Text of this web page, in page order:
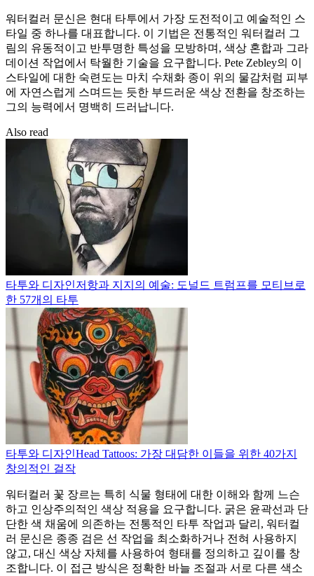
워터컬러 문신은 현대 타투에서 가장 도전적이고 예술적인 스
타일 중 하나를 대표합니다. 이 기법은 전통적인 워터컬러 그
림의 유동적이고 반투명한 특성을 모방하며, 색상 혼합과 그라
데이션 작업에서 탁월한 기술을 요구합니다. Pete Zebley의 이
스타일에 대한 숙련도는 마치 수채화 종이 위의 물감처럼 피부
에 자연스럽게 스며드는 듯한 부드러운 색상 전환을 창조하는
그의 능력에서 명백히 드러납니다.
Also read
타투와 디자인저항과 지지의 예술: 도널드 트럼프를 모티브로
한 57개의 타투
타투와 디자인Head Tattoos: 가장 대담한 이들을 위한 40가지
창의적인 걸작
워터컬러 꽃 장르는 특히 식물 형태에 대한 이해와 함께 느슨
하고 인상주의적인 색상 적용을 요구합니다. 굵은 윤곽선과 단
단한 색 채움에 의존하는 전통적인 타투 작업과 달리, 워터컬
러 문신은 종종 검은 선 작업을 최소화하거나 전혀 사용하지
않고, 대신 색상 자체를 사용하여 형태를 정의하고 깊이를 창
조합니다. 이 접근 방식은 정확한 바늘 조절과 서로 다른 색소